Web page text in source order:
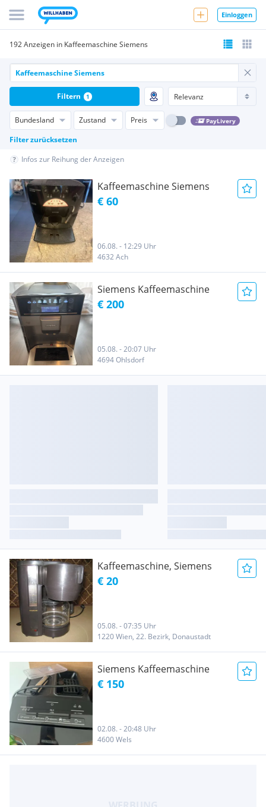
Einloggen
192 Anzeigen in Kaffeemaschine Siemens
Bundesland Zustand Preis PayLivery
Filter zurücksetzen
Filtern 1
Infos zur Reihung der Anzeigen
Kaffeemaschine Siemens
€ 60
06.08. - 12:29 Uhr
4632 Ach
Siemens Kaffeemaschine
€ 200
05.08. - 20:07 Uhr
4694 Ohlsdorf
Kaffeemaschine, Siemens
€ 20
05.08. - 07:35 Uhr
1220 Wien, 22. Bezirk, Donaustadt
Siemens Kaffeemaschine
€ 150
02.08. - 20:48 Uhr
4600 Wels